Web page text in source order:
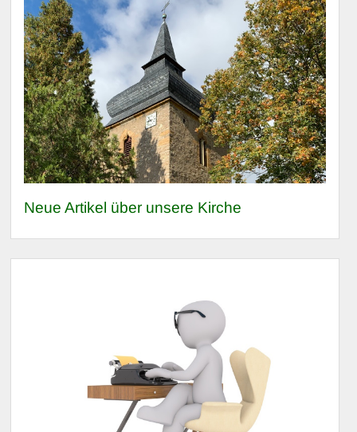
Neue Artikel über unsere Kirche